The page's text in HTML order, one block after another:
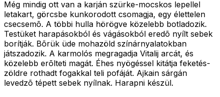
Még mindig ott van a karján szürke-mocskos lepellel
letakart, görcsbe kunkorodott csomagja, egy élettelen
csecsemõ. A többi hulla hörögve közelebb botladozik.
Testüket harapásokból és vágásokból eredõ nyílt sebek
borítják. Bõrük üde mohazöld színárnyalatokban
játszadozik. A karmolós megragadja Vitalij arcát, és
közelebb erõlteti magát. Éhes nyögéssel kitátja feketés-
zöldre rothadt fogakkal teli pofáját. Ajkain sárgán
levedzõ tépett sebek nyílnak. Harapni készül.